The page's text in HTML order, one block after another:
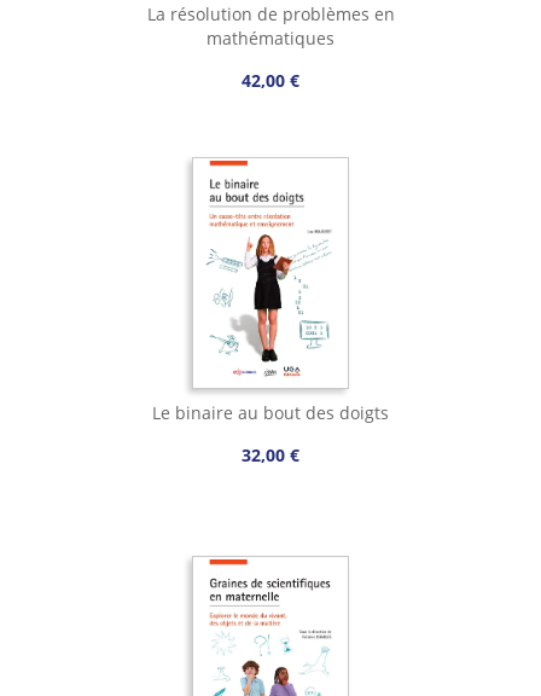
La résolution de problèmes en
mathématiques
42,00 €
Le binaire au bout des doigts
32,00 €